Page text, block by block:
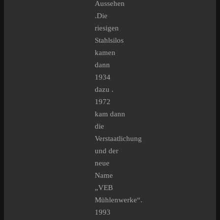
Aussehen
.Die
riesigen
Stahlsilos
kamen
dann
1934
dazu .
1972
kam dann
die
Verstaatlichung
und der
neue
Name
„VEB
Mühlenwerke“.
1993